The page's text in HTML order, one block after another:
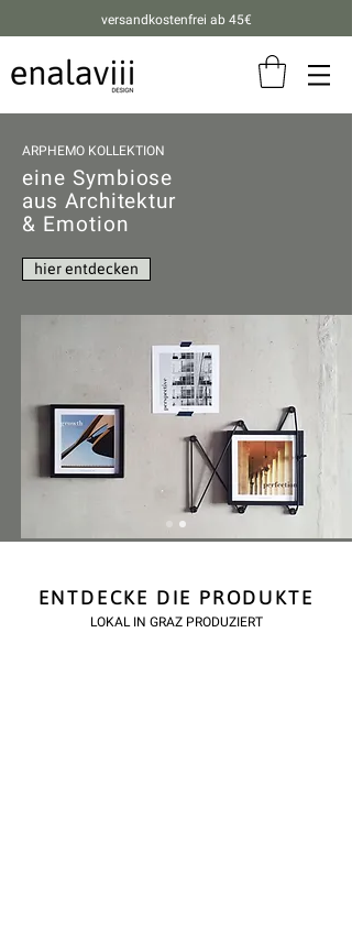
versandkostenfrei ab 45€
ARPHEMO KOLLEKTION
eine Symbiose
aus Architektur
& Emotion
hier entdecken
ENTDECKE DIE PRODUKTE
LOKAL IN GRAZ PRODUZIERT